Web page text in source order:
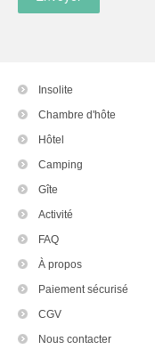
Insolite
Chambre d'hôte
Hôtel
Camping
Gîte
Activité
FAQ
À propos
Paiement sécurisé
CGV
Nous contacter